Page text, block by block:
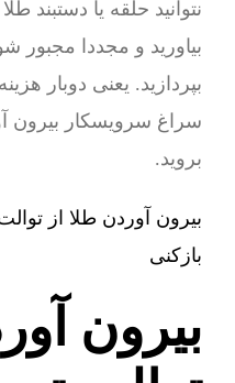
نتوانید حلقه یا دستبند
بیاورید و مجددا مجبور
بپردازید. یعنی دوبار
سراغ سرویسکار بیرون
بروید.
بیرون آوردن طلا از
بازکنی
بیرون